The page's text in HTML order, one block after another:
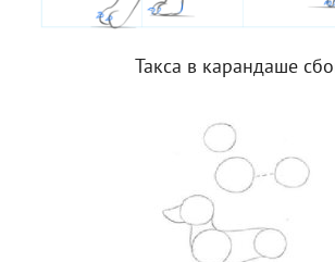
Такса в карандаше